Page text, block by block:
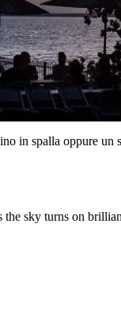
in spalla oppure
the sky turns on